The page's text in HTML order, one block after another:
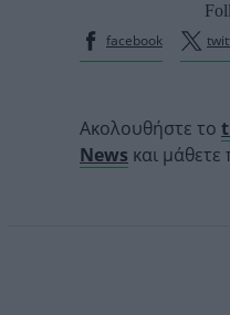
facebook
Ακολουθήστε το
News και